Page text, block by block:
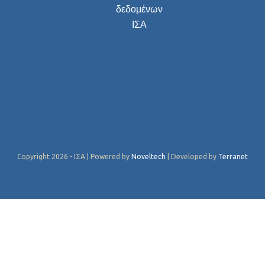
δεδομένων
ΙΣΑ
Copyright 2026 - ΙΣΑ | Powered by Noveltech | Developed by Terranet